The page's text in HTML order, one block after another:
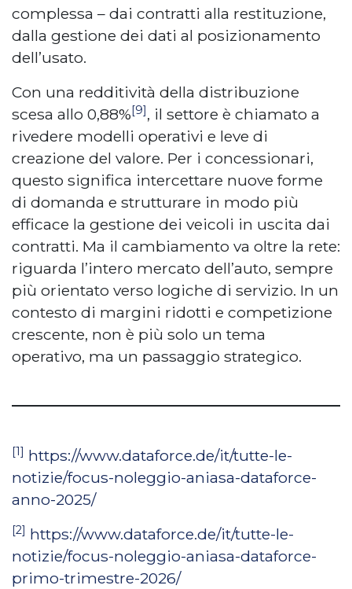
complessa – dai contratti alla restituzione,
dalla gestione dei dati al posizionamento
dell’usato.
Con una redditività della distribuzione
scesa allo 0,88%[9], il settore è chiamato a
rivedere modelli operativi e leve di
creazione del valore. Per i concessionari,
questo significa intercettare nuove forme
di domanda e strutturare in modo più
efficace la gestione dei veicoli in uscita dai
contratti. Ma il cambiamento va oltre la rete:
riguarda l’intero mercato dell’auto, sempre
più orientato verso logiche di servizio. In un
contesto di margini ridotti e competizione
crescente, non è più solo un tema
operativo, ma un passaggio strategico.
[1] https://www.dataforce.de/it/tutte-le-
notizie/focus-noleggio-aniasa-dataforce-
anno-2025/
[2] https://www.dataforce.de/it/tutte-le-
notizie/focus-noleggio-aniasa-dataforce-
primo-trimestre-2026/